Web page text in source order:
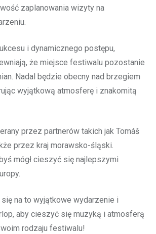
zaplanowania wizyty na
i dynamicznego postępu,
że miejsce festiwalu pozostanie
Nadal będzie obecny nad brzegiem
wyjątkową atmosferę i znakomitą
przez partnerów takich jak Tomáš
przez kraj morawsko-śląski.
mógł cieszyć się najlepszymi
na to wyjątkowe wydarzenie i
aby cieszyć się muzyką i atmosferą
rodzaju festiwalu!